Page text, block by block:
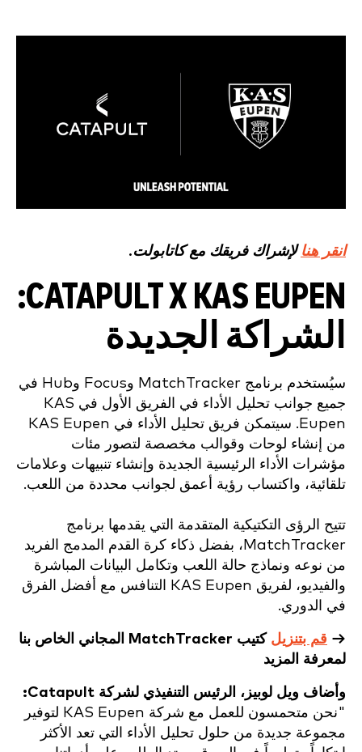
انقر هنا لإشراك فريقك مع كاتابولت.
CATAPULT X KAS EUPEN:
الشراكة الجديدة
سيُستخدم برنامج MatchTracker وFocus وHub في
جميع جوانب تحليل الأداء في الفريق الأول في KAS
Eupen. سيتمكن فريق تحليل الأداء في KAS Eupen
من إنشاء لوحات وقوالب مخصصة لتصور مئات
مؤشرات الأداء الرئيسية الجديدة وإنشاء تنبيهات وعلامات
تلقائية، واكتساب رؤية أعمق لجوانب محددة من اللعب.
تتيح الرؤى التكتيكية المتقدمة التي يقدمها برنامج
MatchTracker، بفضل ذكاء كرة القدم المدمج الفريد
من نوعه ونماذج حالة اللعب وتكامل البيانات المباشرة
والفيديو، لفريق KAS Eupen التنافس مع أفضل الفرق
في الدوري.
→ قم بتنزيل
كتيب MatchTracker المجاني الخاص بنا
لمعرفة المزيد
وأضاف ويل لوبيز، الرئيس التنفيذي لشركة Catapult:
"نحن متحمسون للعمل مع شركة KAS Eupen لتوفير
مجموعة جديدة من حلول تحليل الأداء التي تعد
الأكثر